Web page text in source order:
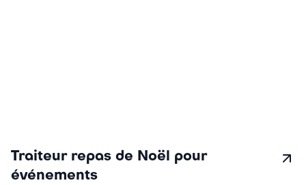
Traiteur repas de Noël pour
événements